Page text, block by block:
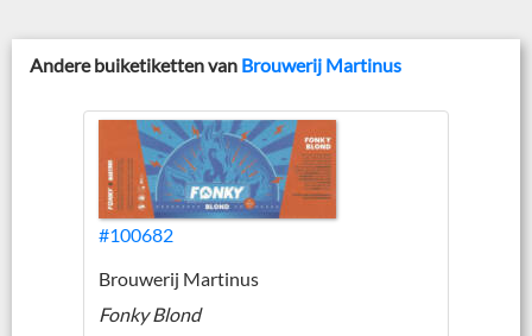
Andere buiketiketten van Brouwerij Martinus
#100682
Brouwerij Martinus
Fonky Blond